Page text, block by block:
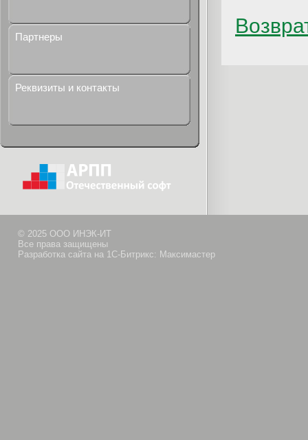
Партнеры
Реквизиты и контакты
© 2025 ООО ИНЭК-ИТ
Все права защищены
Разработка сайта на 1С-Битрикс: Максимастер